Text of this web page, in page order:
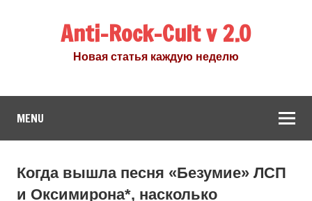
Anti-Rock-Cult v 2.0
Новая статья каждую неделю
MENU
Когда вышла песня «Безумие» ЛСП
и Оксимирона*, насколько